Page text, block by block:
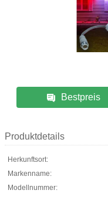
Bestpreis
Produktdetails
Herkunftsort:
Markenname:
Modellnummer: